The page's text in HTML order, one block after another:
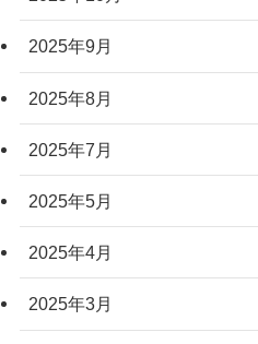
2025年9月
2025年8月
2025年7月
2025年5月
2025年4月
2025年3月